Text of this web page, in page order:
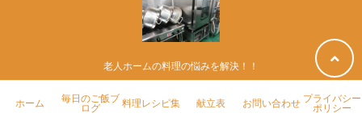
老人ホームの料理の悩みを解決！！
ホーム 毎日のご飯ブログ 料理レシピ集 献立表
ホーム
毎日のご飯ブ
ログ
料理レシピ集 献立表 お問い合わせ プライバシー
ポリシー